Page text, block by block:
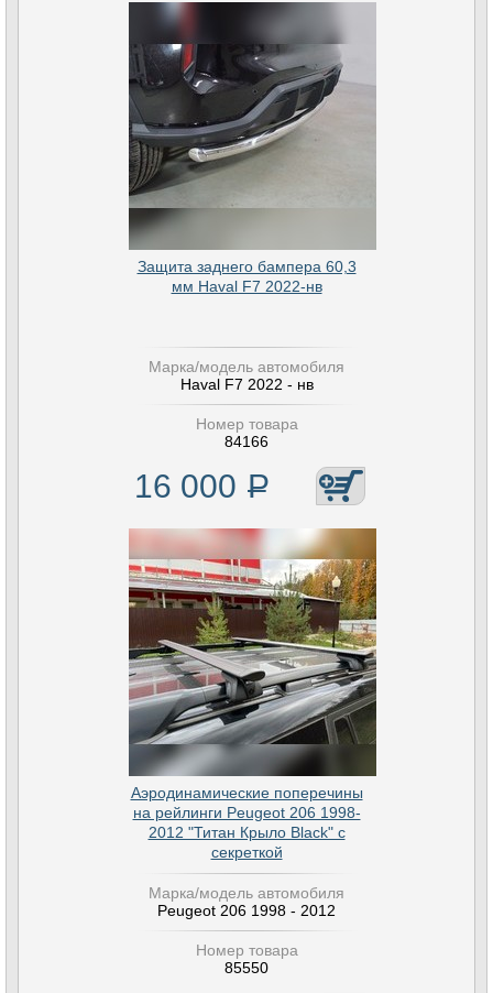
Защита заднего бампера 60,3
мм Haval F7 2022-нв
Марка/модель автомобиля
Haval F7 2022 - нв
Номер товара
84166
16 000 Р
Аэродинамические поперечины
на рейлинги Peugeot 206 1998-
2012 "Титан Крыло Black" с
секреткой
Марка/модель автомобиля
Peugeot 206 1998 - 2012
Номер товара
85550